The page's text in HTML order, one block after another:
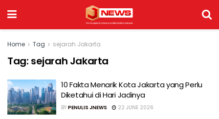
Home Tag sejarah Jakarta
Tag: sejarah Jakarta
10 Fakta Menarik Kota Jakarta yang Perlu
Diketahui di Hari Jadinya
BY PENULIS JNEWS 22 JUNE 2026